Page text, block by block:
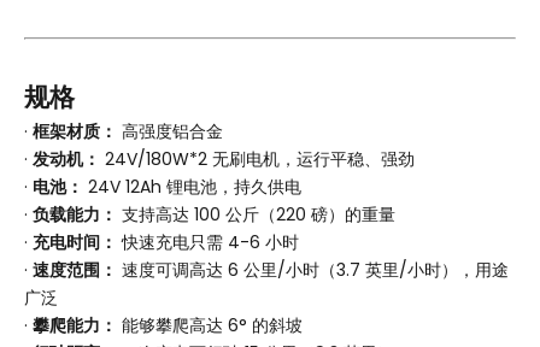
规格
· 框架材质： 高强度铝合金
· 发动机： 24V/180W*2 无刷电机，运行平稳、强劲
· 电池： 24V 12Ah 锂电池，持久供电
· 负载能力： 支持高达 100 公斤（220 磅）的重量
· 充电时间： 快速充电只需 4-6 小时
· 速度范围： 速度可调高达 6 公里/小时（3.7 英里/小时），用途
广泛
· 攀爬能力： 能够攀爬高达 6° 的斜坡